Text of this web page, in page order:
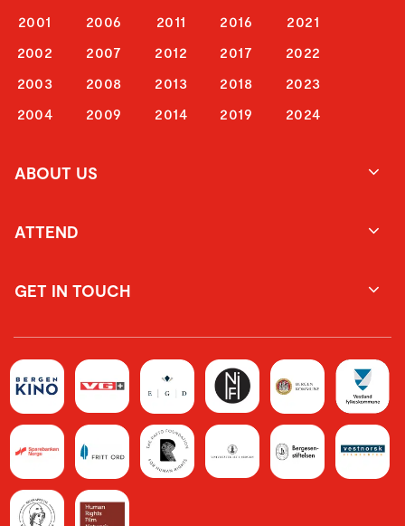
2001
2002
2003
2004
2006
2007
2008
2009
2011
2012
2013
2014
2016
2017
2018
2019
2021
2022
2023
2024
ABOUT US
ATTEND
GET IN TOUCH